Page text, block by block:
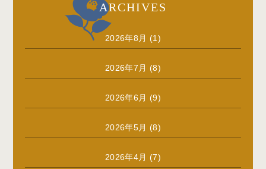
ARCHIVES
2026年8月 (1)
2026年7月 (8)
2026年6月 (9)
2026年5月 (8)
2026年4月 (7)